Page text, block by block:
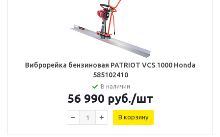
Виброрейка бензиновая PATRIOT VCS 1000 Honda
585102410
В наличии
56 990 руб./шт
В корзину